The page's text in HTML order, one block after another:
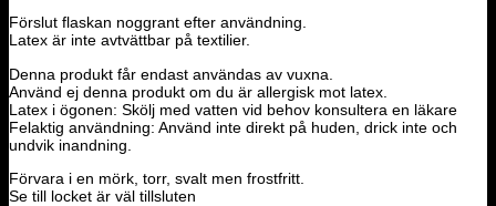
Förslut flaskan noggrant efter användning.
Latex är inte avtvättbar på textilier.
Denna produkt får endast användas av vuxna.
Använd ej denna produkt om du är allergisk mot latex.
Latex i ögonen: Skölj med vatten vid behov konsultera en läkare
Felaktig användning: Använd inte direkt på huden, drick inte och
undvik inandning.
Förvara i en mörk, torr, svalt men frostfritt.
Se till locket är väl tillsluten